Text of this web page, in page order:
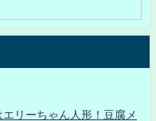
リーちゃん人形！豆腐メ